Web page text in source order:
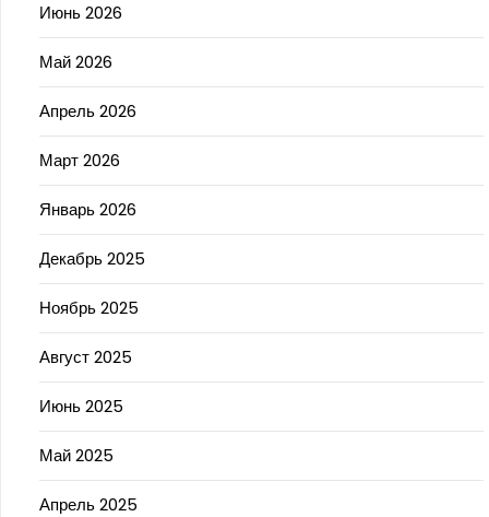
Июнь 2026
Май 2026
Апрель 2026
Март 2026
Январь 2026
Декабрь 2025
Ноябрь 2025
Август 2025
Июнь 2025
Май 2025
Апрель 2025